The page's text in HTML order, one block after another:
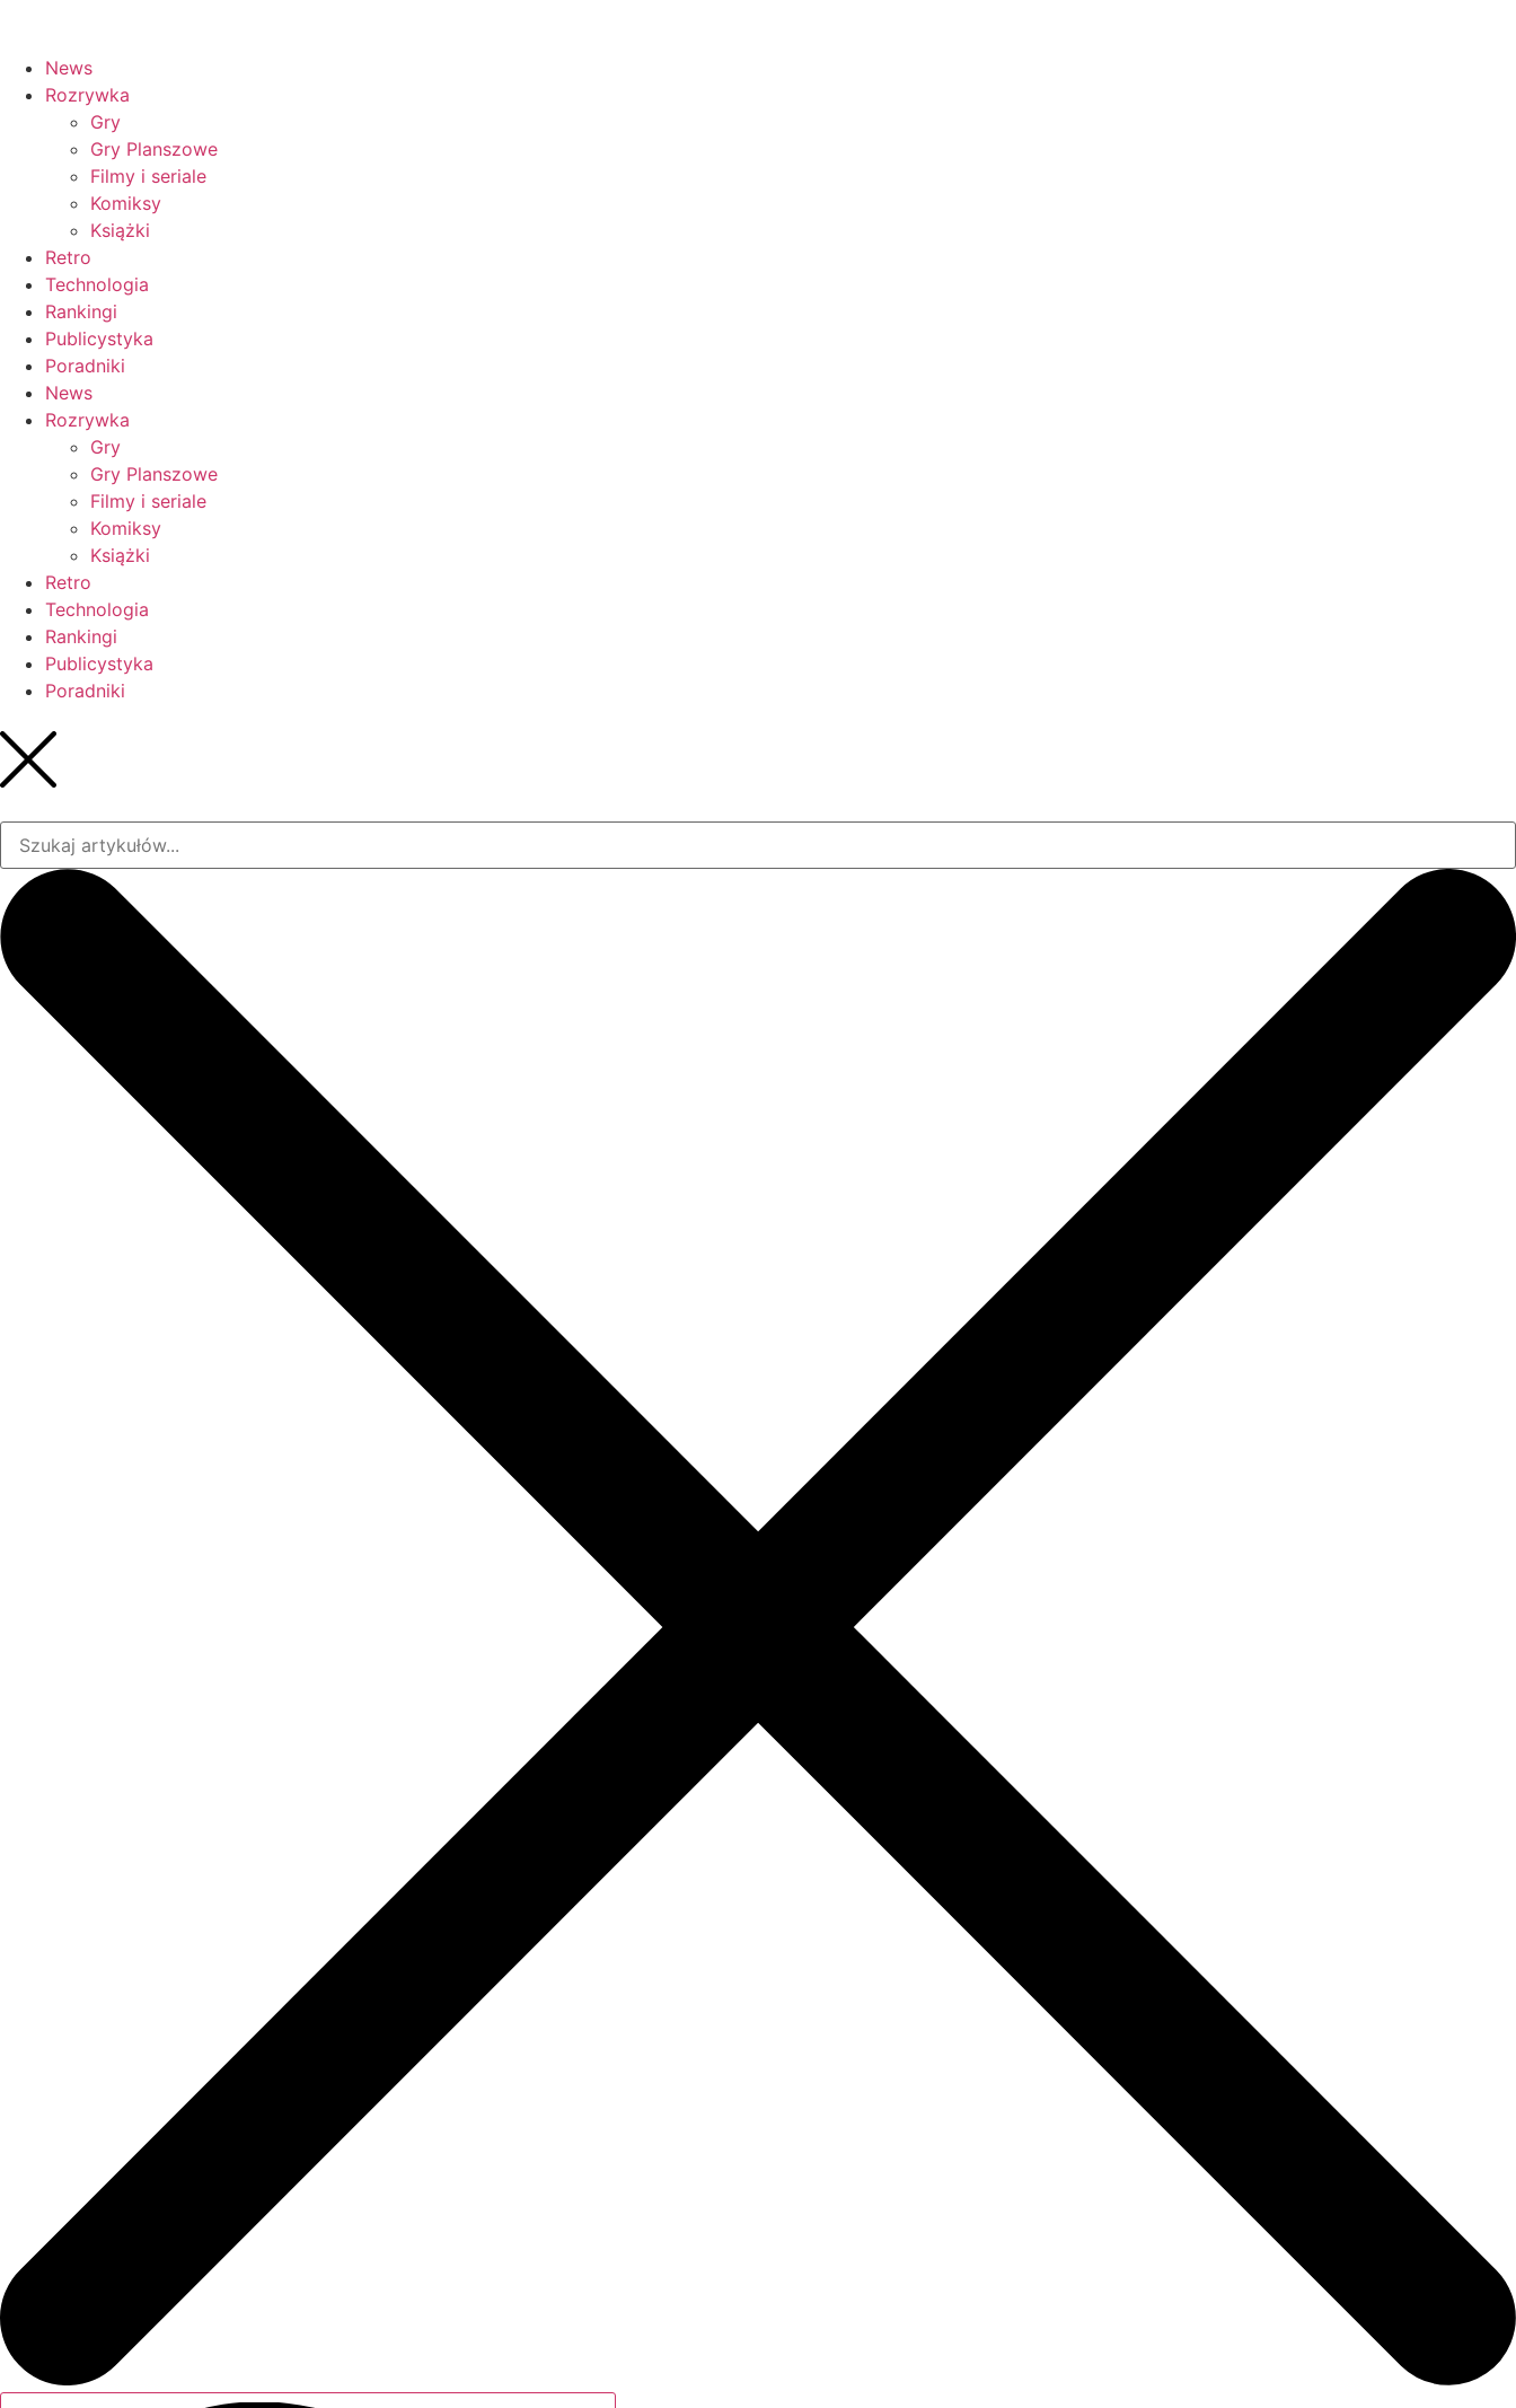
News
Rozrywka
Gry
Gry Planszowe
Filmy i seriale
Komiksy
Książki
Retro
Technologia
Rankingi
Publicystyka
Poradniki
News
Rozrywka
Gry
Gry Planszowe
Filmy i seriale
Komiksy
Książki
Retro
Technologia
Rankingi
Publicystyka
Poradniki